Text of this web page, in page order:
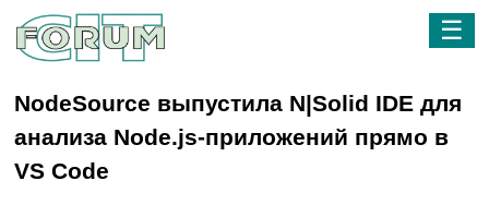
☰
NodeSource выпустила N|Solid IDE для
анализа Node.js-приложений прямо в
VS Code